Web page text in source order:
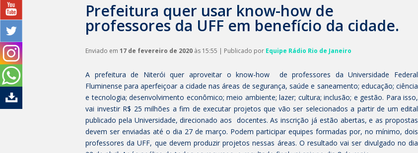
Prefeitura quer usar know-how de
professores da UFF em benefício da cidade.
Enviado em 17 de fevereiro de 2020 às 15:55 | Publicado por Equipe Rádio Rio de Janeiro
A prefeitura de Niterói quer aproveitar o know-how de professores da Universidade Federal
Fluminense para aperfeiçoar a cidade nas áreas de segurança, saúde e saneamento; educação; ciência
e tecnologia; desenvolvimento econômico; meio ambiente; lazer; cultura; inclusão; e gestão. Para isso,
vai investir R$ 25 milhões a fim de executar projetos que vão ser selecionados a partir de um edital
publicado pela Universidade, direcionado aos docentes. As inscrição já estão abertas, e as propostas
devem ser enviadas até o dia 27 de março. Podem participar equipes formadas por, no mínimo, dois
professores da UFF, que devem produzir projetos nessas áreas. O resultado vai ser divulgado no dia